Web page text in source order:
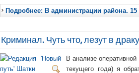
Подробнее: В администрации района. 15
Криминал. Чуть что, лезут в
В анализе
текущего года) я